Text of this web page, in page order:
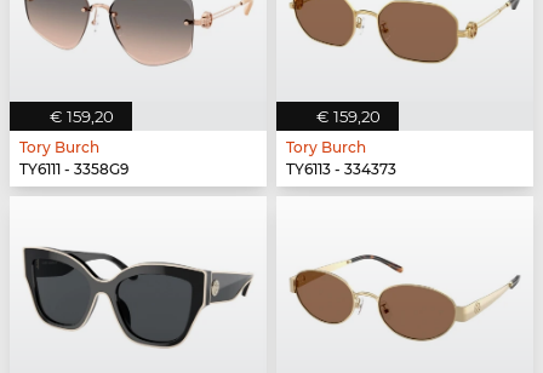
€ 159,20
Tory Burch
TY6111 - 3358G9
€ 159,20
Tory Burch
TY6113 - 334373